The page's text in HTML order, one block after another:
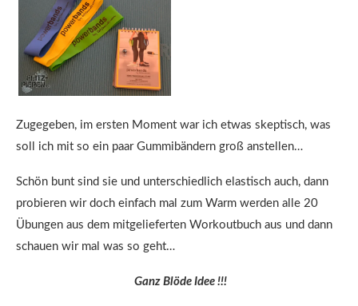
Zugegeben, im ersten Moment war ich etwas skeptisch, was
soll ich mit so ein paar Gummibändern groß anstellen…
Schön bunt sind sie und unterschiedlich elastisch auch, dann
probieren wir doch einfach mal zum Warm werden alle 20
Übungen aus dem mitgelieferten Workoutbuch aus und dann
schauen wir mal was so geht…
Ganz Blöde Idee !!!